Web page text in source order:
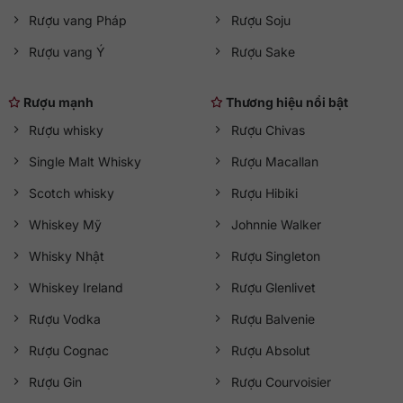
Rượu vang Pháp
Rượu vang Ý
Rượu Soju
Rượu Sake
Rượu mạnh
Rượu whisky
Single Malt Whisky
Scotch whisky
Whiskey Mỹ
Whisky Nhật
Whiskey Ireland
Rượu Vodka
Rượu Cognac
Rượu Gin
Thương hiệu nổi bật
Rượu Chivas
Rượu Macallan
Rượu Hibiki
Johnnie Walker
Rượu Singleton
Rượu Glenlivet
Rượu Balvenie
Rượu Absolut
Rượu Courvoisier